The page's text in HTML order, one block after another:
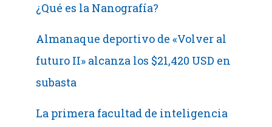
¿Qué es la Nanografía?
Almanaque deportivo de «Volver al
futuro II» alcanza los $21,420 USD en
subasta
La primera facultad de inteligencia